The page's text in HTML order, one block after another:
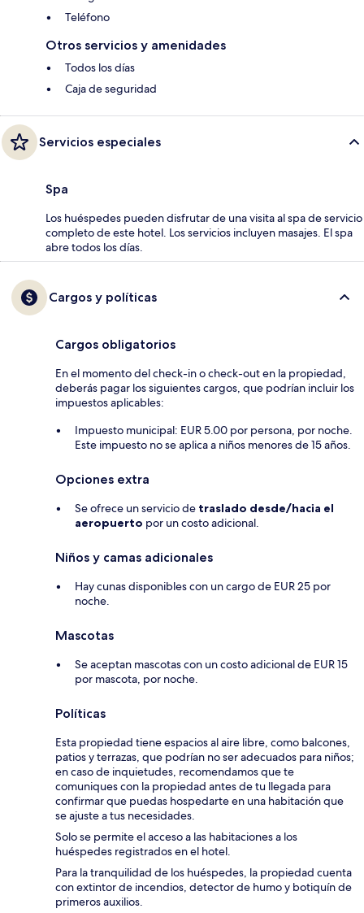
Teléfono
Otros servicios y amenidades
Todos los días
Caja de seguridad
Servicios especiales
Spa
Los huéspedes pueden disfrutar de una visita al spa de servicio
completo de este hotel. Los servicios incluyen masajes. El spa
abre todos los días.
Cargos y políticas
Cargos obligatorios
En el momento del check-in o check-out en la propiedad,
deberás pagar los siguientes cargos, que podrían incluir los
impuestos aplicables:
Impuesto municipal: EUR 5.00 por persona, por noche.
Este impuesto no se aplica a niños menores de 15 años.
Opciones extra
Se ofrece un servicio de traslado desde/hacia el
aeropuerto por un costo adicional.
Niños y camas adicionales
Hay cunas disponibles con un cargo de EUR 25 por
noche.
Mascotas
Se aceptan mascotas con un costo adicional de EUR 15
por mascota, por noche.
Políticas
Esta propiedad tiene espacios al aire libre, como balcones,
patios y terrazas, que podrían no ser adecuados para niños;
en caso de inquietudes, recomendamos que te
comuniques con la propiedad antes de tu llegada para
confirmar que puedas hospedarte en una habitación que
se ajuste a tus necesidades.
Solo se permite el acceso a las habitaciones a los
huéspedes registrados en el hotel.
Para la tranquilidad de los huéspedes, la propiedad cuenta
con extintor de incendios, detector de humo y botiquín de
primeros auxilios.